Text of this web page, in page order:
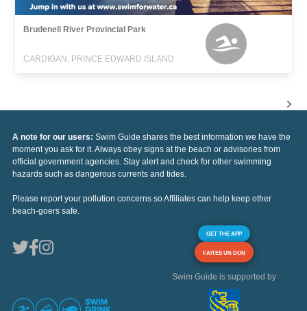
Brudenell River Provincial Park
CARDIGAN, PRINCE EDWARD ISLAND
A note for our users: Swim Guide shares the best information we have the
moment you ask for it. Always obey signs at the beach or advisories from
official government agencies. Stay alert and check for other swimming
hazards such as dangerous currents and tides.
Please report your pollution concerns so Affiliates can help keep other
beach-goers safe.
GET THE APP
FAITES UN DON
Swim Guide is supported by